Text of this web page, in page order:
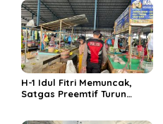
H-1 Idul Fitri Memuncak,
Satgas Preemtif Turun